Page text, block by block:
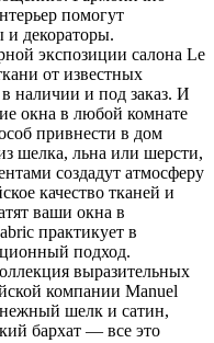
помогут
и декораторы.
экспозиции салона Le
от известных
наличии и под заказ. И
окна в любой комнате
привнести в дом
шелка, льна или шерсти,
создадут атмосферу
качество тканей и
ваши окна в
практикует в
подход.
выразительных
компании Manuel
шелк и сатин,
бархат — все это